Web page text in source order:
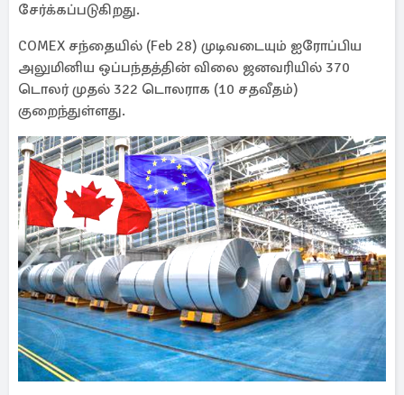
சேர்க்கப்படுகிறது.
COMEX சந்தையில் (Feb 28) முடிவடையும் ஐரோப்பிய
அலுமினிய ஒப்பந்தத்தின் விலை ஜனவரியில் 370
டொலர் முதல் 322 டொலராக (10 சதவீதம்)
குறைந்துள்ளது.